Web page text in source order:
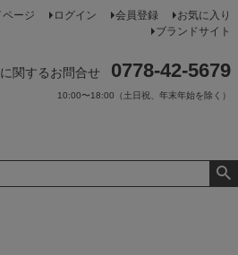
ページ ログイン 会員登録
お気に入り
ブランドサイト
関するお問合せ 0778-42-5679
10:00〜18:00（土日祝、年末年始を除く）